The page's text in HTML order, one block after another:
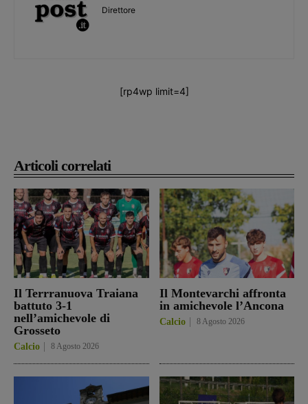
Articoli correlati
Il Terrranuova Traiana
battuto 3-1
nell’amichevole di
Grosseto
Calcio 8 Agosto 2026
Il Montevarchi affronta
in amichevole l’Ancona
Calcio 8 Agosto 2026
Direttore
[rp4wp limit=4]